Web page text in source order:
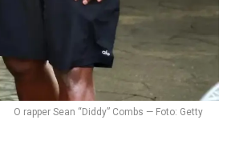
O rapper Sean “Diddy” Combs — Foto: Getty
Flipboard
Reddit
Pinterest